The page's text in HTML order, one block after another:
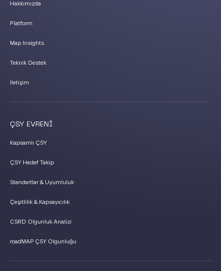
Hakkımızda
Platform
Map Insights
Teknik Destek
İletişim
ÇSY EVRENİ
Kapsamlı ÇSY
ÇSY Hedef Takip
Standartlar & Uyumluluk
Çeşitlilik & Kapsayıcılık
CSRD Olgunluk Analizi
roadMAP ÇSY Olgunluğu